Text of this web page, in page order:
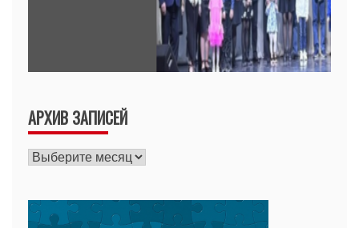
АРХИВ ЗАПИСЕЙ
Архив